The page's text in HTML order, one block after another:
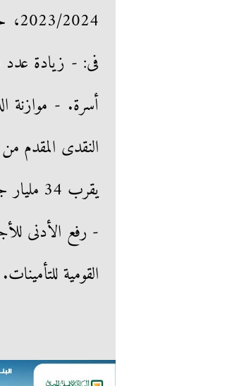
2023/2024، خلال عرضها لموازنة ديوان عام وزارة التضامن أمام
القومية للتأمينات.